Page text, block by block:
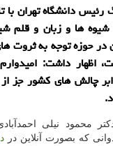
رئیس دانشگاه تهران با
ها و زبان و قلم
در حوزه توجه به ثروت
اظهار داشت:
چالش های کشور جز
محمود نیلی
که بصورت آنلاین در